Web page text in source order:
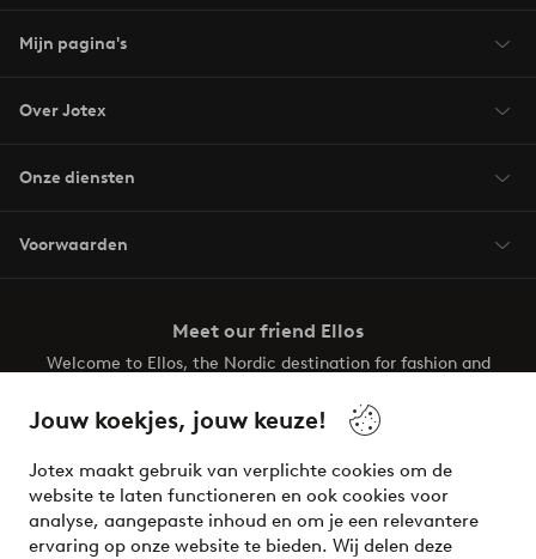
Jouw koekjes, jouw keuze!
Jotex maakt gebruik van verplichte cookies om de
website te laten functioneren en ook cookies voor
analyse, aangepaste inhoud en om je een relevantere
ervaring op onze website te bieden. Wij delen deze
Mijn pagina's
Over Jotex
Onze diensten
Voorwaarden
Meet our friend Ellos
Welcome to Ellos, the Nordic destination for fashion and
your wardrobe. Your next inspiring look is here!